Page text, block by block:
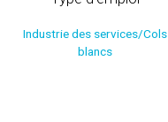
Industrie des services/Cols
blancs